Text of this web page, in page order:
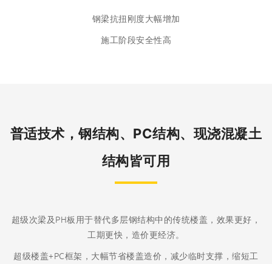
钢梁抗扭刚度大幅增加
施工阶段安全性高
普适技术，钢结构、PC结构、现浇混凝土
结构皆可用
超级次梁及PH板用于替代多层钢结构中的传统楼盖，效果更好，
工期更快，造价更经济。
超级楼盖+PC框架，大幅节省楼盖造价，减少临时支撑，缩短工